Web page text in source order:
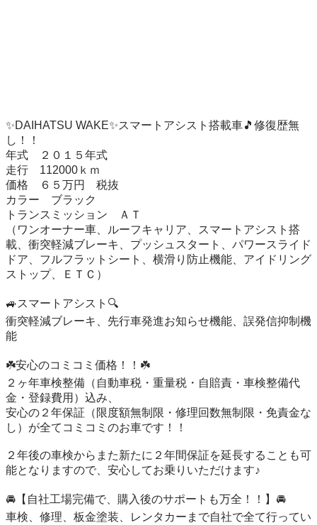
✨DAIHATSU WAKE✨スマートアシスト搭載車🎵修復歴無
し！！
年式　２０１５年式
走行　112000ｋｍ
価格　６５万円　税抜
カラー　ブラック
トランスミッション　ＡＴ
（ワンオーナー車、ルーフキャリア、スマートアシスト搭
載、衝突軽減ブレーキ、プッシュスタート、パワースライド
ドア、フルフラットシート、横滑り防止機能、アイドリング
ストップ、ＥＴＣ）
🚙スマートアシスト🔍
衝突軽減ブレーキ、先行車発進お知らせ機能、誤発信抑制機
能
☘️安心のコミコミ価格！！☘️
２ヶ年車検整備（自動車税・重量税・自賠責・車検整備代
金・登録費用）込み、
安心の２年保証（限度額無制限・修理回数無制限・免責金な
し）が全てコミコミのお車です！！
２年後の車検からまた新たに２年間保証を延長することも可
能となりますので、安心してお乗りいただけます♪
🚘【自社工場完備で、購入後のサポートも万全！！】🚘
車検、修理、板金塗装、レンタカーまで自社で全て行ってい